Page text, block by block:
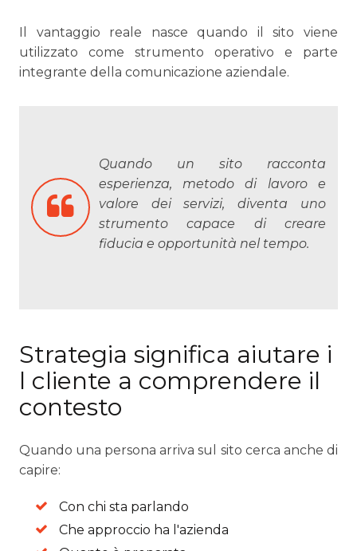
Il vantaggio reale nasce quando il sito viene
utilizzato come strumento operativo e parte
integrante della comunicazione aziendale.
Quando un sito racconta
esperienza, metodo di lavoro e
valore dei servizi, diventa uno
strumento capace di creare
fiducia e opportunità nel tempo.
Strategia significa aiutare i
l cliente a comprendere il
contesto
Quando una persona arriva sul sito cerca anche di
capire:
Con chi sta parlando
Che approccio ha l'azienda